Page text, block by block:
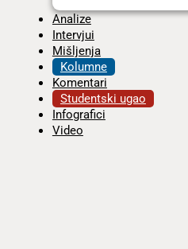
Analize
Intervjui
Mišljenja
Kolumne
Komentari
Studentski ugao
Infografici
Video